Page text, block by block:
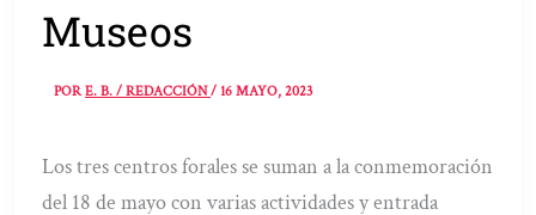
Museos
PORE. B. / REDACCIÓN/16 MAYO, 2023
Los tres centros forales se suman a la conmemoración
del 18 de mayo con varias actividades y entrada